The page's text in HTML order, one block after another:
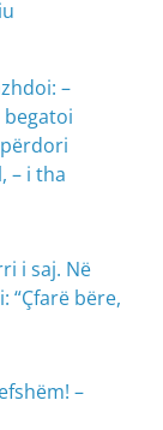
–
begatoi
– i tha
i saj. Në
“Çfarë bëre,
–